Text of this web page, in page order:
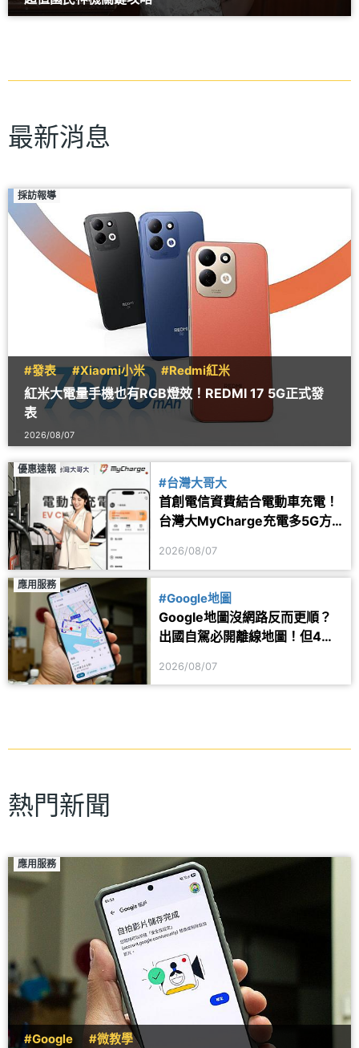
最新消息
採訪報導
#發表 #Xiaomi小米 #Redmi紅米
紅米大電量手機也有RGB燈效！REDMI 17 5G正式發
表
2026/08/07
優惠速報
#台灣大哥大
首創電信資費結合電動車充電！
台灣大MyCharge充電多5G方
2026/08/07
應用服務
#Google地圖
Google地圖沒網路反而更順？
出國自駕必開離線地圖！但4項
2026/08/07
熱門新聞
應用服務
#Google #微教學